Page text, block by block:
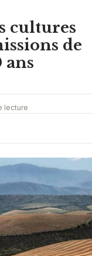
cultures
de
ans
lecture